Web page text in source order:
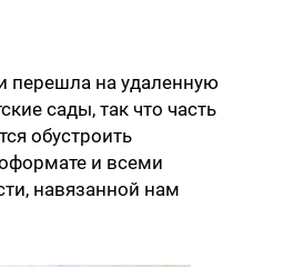
перешла на удаленную
сады, так что часть
обустроить
и всеми
навязанной нам